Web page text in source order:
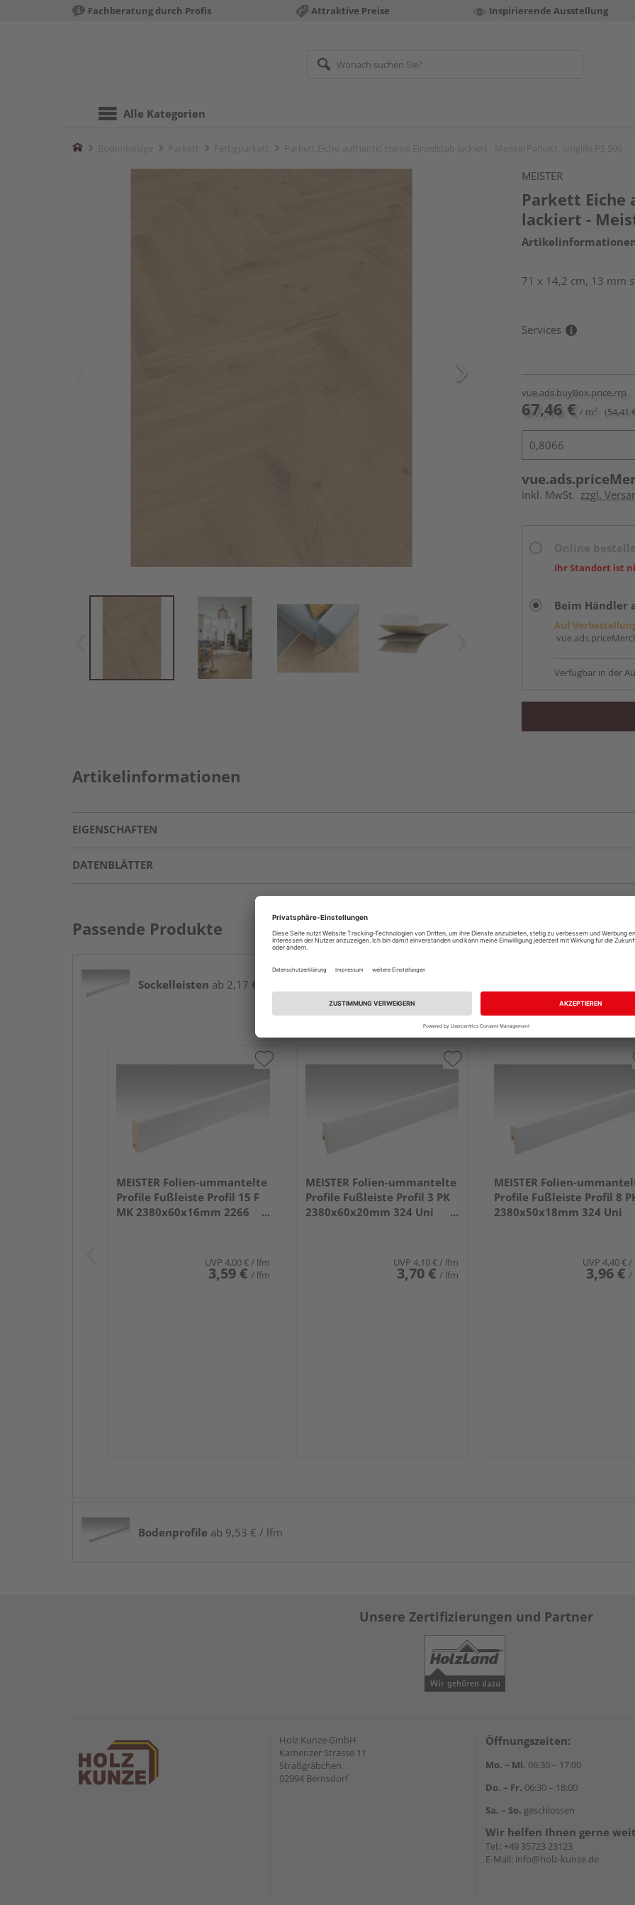
Fachberatung durch Profis Attraktive Preise Inspirierende Ausstellung
Alle Kategorien
Home
MEISTER
Parkett Eiche
lackiert -
71 x 14,2 cm, 13 mm
Services
vue.ads.buyBox.price.rrp
67,46 € / m² (54,41
inkl. MwSt. zzgl.
Ihr Standort ist
Beim Händler
Auf
Verfügbar in der
Artikelinformationen
EIGENSCHAFTEN
DATENBLÄTTER
Passende Produkte
Sockelleisten ab 2,17 € / lfm
MEISTER Folien-ummantelte
Profile Fußleiste Profil 15 F
MK 2380x60x16mm 2266
UVP 4,00 €/ lfm
3,59 € / lfm
MEISTER Folien-ummantelte
Profile Fußleiste Profil 3 PK
2380x60x20mm 324 Uni
UVP 4,10 €/ lfm
3,70 € / lfm
MEISTER Folien-
Profile Fußleiste Profil 8
2380x50x18mm 324 Uni
UVP 4,40 €/
3,96 € /
Bodenprofile ab 9,53 € / lfm
Unsere Zertifizierungen und Partner
Holz Kunze GmbH
Kamenzer Strasse 11
Straßgräbchen
02994 Bernsdorf
Öffnungszeiten:
Mo. – Mi. 06:30 – 17:00
Do. – Fr. 06:30 – 18:00
Sa. – So. geschlossen
Wir helfen Ihnen gerne
Tel.: +49 35723 23123
E-Mail: info@holz-kunze.de